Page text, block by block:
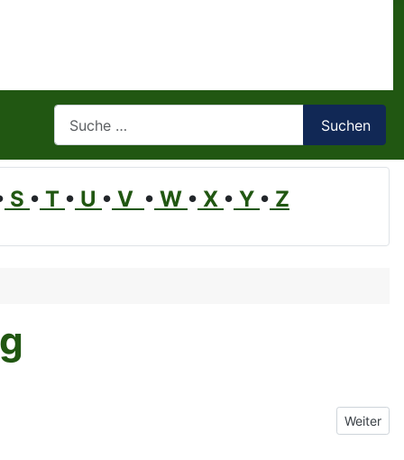
Suchen
S • T • U • V • W • X • Y • Z
Nächster
Weiter